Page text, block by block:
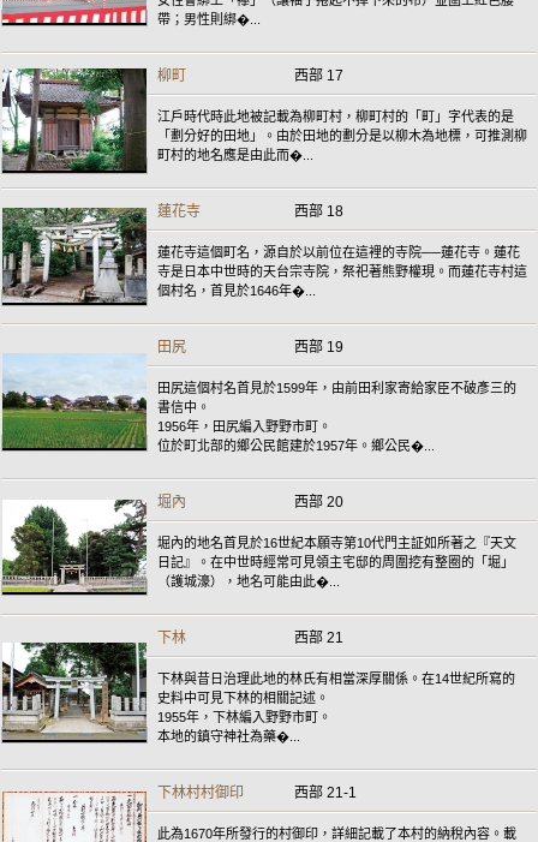
帶；男性則綁�...
柳町 西部 17
江戶時代時此地被記載為柳町村，柳町村的「町」字代表的是
「劃分好的田地」。由於田地的劃分是以柳木為地標，可推測柳
町村的地名應是由此而�...
蓮花寺 西部 18
蓮花寺這個町名，源自於以前位在這裡的寺院──蓮花寺。蓮花
寺是日本中世時的天台宗寺院，祭祀著熊野權現。而蓮花寺村這
個村名，首見於1646年�...
田尻 西部 19
田尻這個村名首見於1599年，由前田利家寄給家臣不破彥三的
書信中。
1956年，田尻編入野野市町。
位於町北部的鄉公民館建於1957年。鄉公民�...
堀內 西部 20
堀內的地名首見於16世紀本願寺第10代門主証如所著之『天文
日記』。在中世時經常可見領主宅邸的周圍挖有整圈的「堀」
（護城濠），地名可能由此�...
下林 西部 21
下林與昔日治理此地的林氏有相當深厚關係。在14世紀所寫的
史料中可見下林的相關記述。
1955年，下林編入野野市町。
本地的鎮守神社為藥�...
下林村村御印 西部 21-1
此為1670年所發行的村御印，詳細記載了本村的納稅內容。載